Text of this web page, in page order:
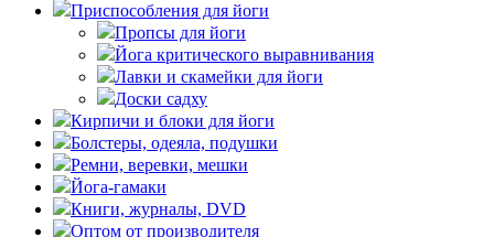
Приспособления для йоги
Пропсы для йоги
Йога критического выравнивания
Лавки и скамейки для йоги
Доски садху
Кирпичи и блоки для йоги
Болстеры, одеяла, подушки
Ремни, веревки, мешки
Йога-гамаки
Книги, журналы, DVD
Оптом от производителя